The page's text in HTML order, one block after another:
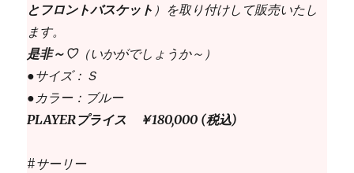
とフロントバスケット ）を取り付けして販売いたし
ます。
是非～♡（いかがでしょうか～）
●サイズ：Ｓ
●カラー：ブルー
PLAYERプライス ￥180,000 (税込)
#サーリー